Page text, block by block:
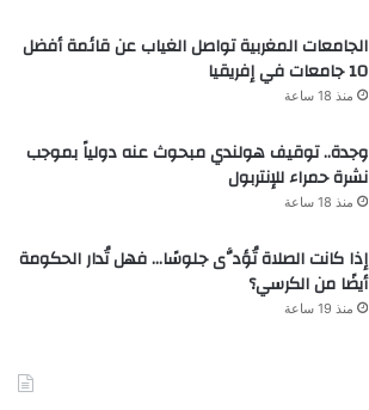
الجامعات المغربية تواصل الغياب عن قائمة أفضل
10 جامعات في إفريقيا
منذ 18 ساعة
وجدة.. توقيف هولندي مبحوث عنه دولياً بموجب
نشرة حمراء للإنتربول
منذ 18 ساعة
إذا كانت الصلاة تُؤدَّى جلوسًا… فهل تُدار الحكومة
أيضًا من الكرسي؟
منذ 19 ساعة